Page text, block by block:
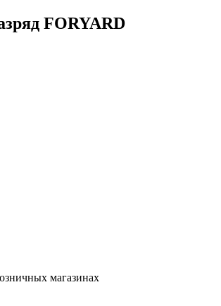
FORYARD
магазинах